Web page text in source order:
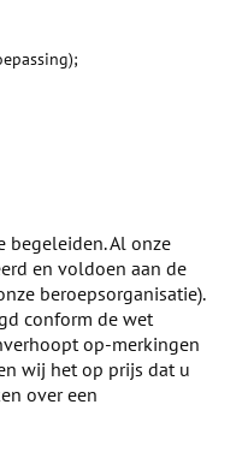
begeleiden. Al onze
en voldoen aan de
beroepsorganisatie).
conform de wet
op-merkingen
wij het op prijs dat u
over een